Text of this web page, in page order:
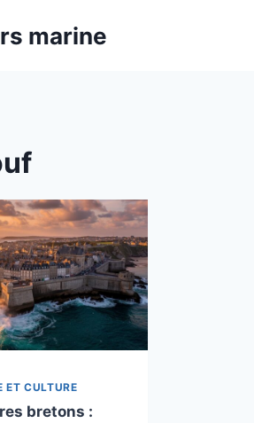
marine
ET CULTURE
bretons :